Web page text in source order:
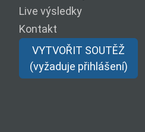
Live výsledky
Kontakt
VYTVOŘIT SOUTĚŽ
(vyžaduje přihlášení)